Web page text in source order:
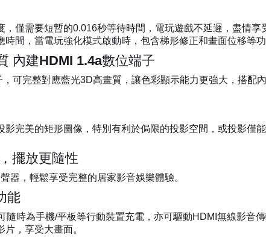
，僅需要短暫的0.016秒等待時間，電玩遊戲不延遲，盡情享
時間，當電玩強化模式啟動時，包含梯形修正和畫面位移等功
內建HDMI 1.4a數位端子
可完整對應藍光3D高畫質，讓色彩顯示能力更強大，搭配
影完美的矩形圖像，特別有利於侷限的投影空間，或投影僅能
擺放更隨性
器，輕鬆享受完整的居家影音娛樂體驗。
能
隨時為手機/平板等行動裝置充電，亦可驅動HDMI無線影音
，享受大畫面。